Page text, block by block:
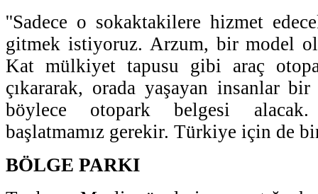
''Sadece o sokaktakilere hizmet
gitmek istiyoruz. Arzum, bir model
Kat mülkiyet tapusu gibi araç
çıkararak, orada yaşayan insanlar bir
böylece otopark belgesi
başlatmamız gerekir. Türkiye için de
BÖLGE PARKI